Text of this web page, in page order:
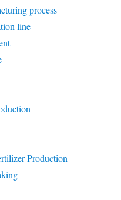
process
line
Production